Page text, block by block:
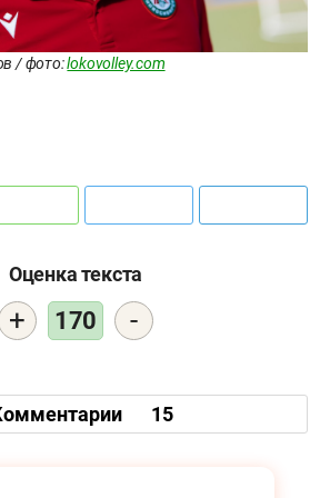
/ фото:lokovolley.com
Оценка текста
+ 170 -
15